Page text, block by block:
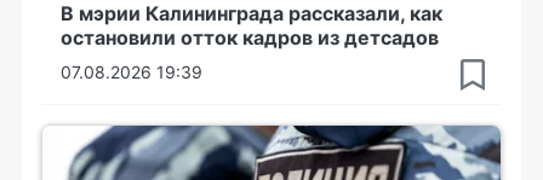
В мэрии Калининграда рассказали, как
остановили отток кадров из детсадов
07.08.2026 19:39